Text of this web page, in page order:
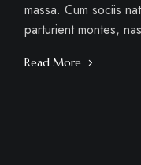
massa. Cum sociis
parturient montes,
Read More